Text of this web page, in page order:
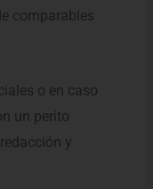
comparables
o en caso
un perito
y